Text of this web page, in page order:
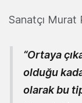
Sanatçı Murat
“Ortaya
olduğu
olarak bu